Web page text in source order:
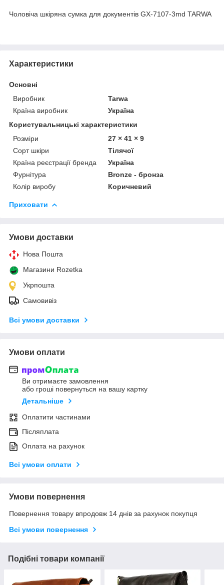
Чоловіча шкіряна сумка для документів GX-7107-3md TARWA
Характеристики
Основні
Виробник
Tarwa
Країна виробник
Україна
Користувальницькі характеристики
Розміри
27 × 41 × 9
Сорт шкіри
Тілячої
Країна реєстрації бренда
Україна
Фурнітура
Bronze - бронза
Колір виробу
Коричневий
Приховати
Умови доставки
Нова Пошта
Магазини Rozetka
Укрпошта
Самовивіз
Всі умови доставки
Умови оплати
Ви отримаєте замовлення
або гроші повернуться на вашу картку
Детальніше
Оплатити частинами
Післяплата
Оплата на рахунок
Всі умови оплати
Умови повернення
Повернення товару впродовж 14 днів за рахунок покупця
Всі умови повернення
Подібні товари компанії